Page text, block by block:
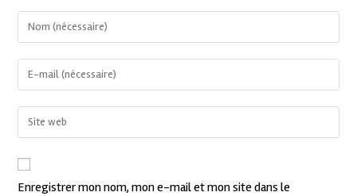
Enregistrer mon nom, mon e-mail et mon site dans le